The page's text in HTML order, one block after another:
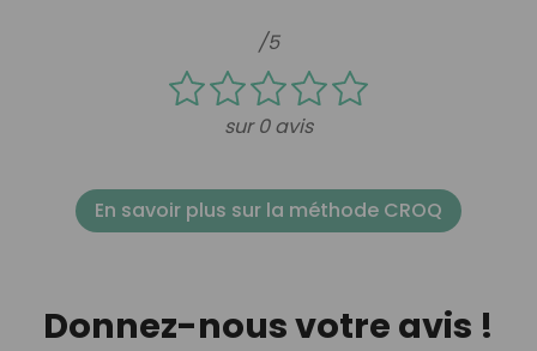
/5
sur 0 avis
En savoir plus sur la méthode CROQ
Donnez-nous votre avis !